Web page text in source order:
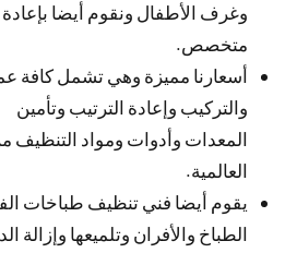
وغرف الأطفال ونقوم أيضا بإعادة
متخصص.
أسعارنا مميزة وهي تشمل كافة
والتركيب وإعادة الترتيب وتأمين
المعدات وأدوات ومواد التنظيف
العالمية.
يقوم أيضا فني تنظيف طباخات
الطباخ والأفران وتلميعها وإزالة